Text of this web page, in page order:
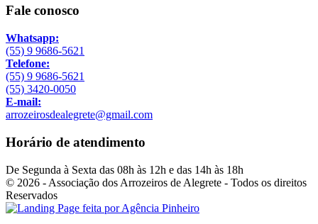
Fale conosco
Whatsapp:
(55) 9 9686-5621
Telefone:
(55) 9 9686-5621
(55) 3420-0050
E-mail:
arrozeirosdealegrete@gmail.com
Horário de atendimento
De Segunda à Sexta das 08h às 12h e das 14h às 18h
© 2026 - Associação dos Arrozeiros de Alegrete - Todos os direitos
Reservados